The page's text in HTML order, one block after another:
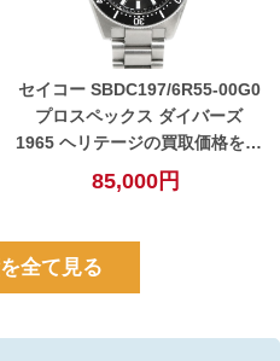
セイコー SBDC197/6R55-00G0
プロスペックス ダイバーズ
1965 ヘリテージの買取価格を公
開！【細畑】【岐阜/岐南/関/美
濃/一宮エリア】
85,000円
全て見る